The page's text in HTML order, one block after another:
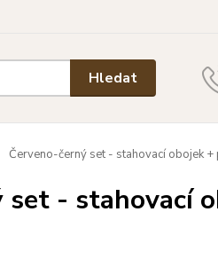
Hledat
Červeno-černý set - stahovací obojek +
set - stahovací